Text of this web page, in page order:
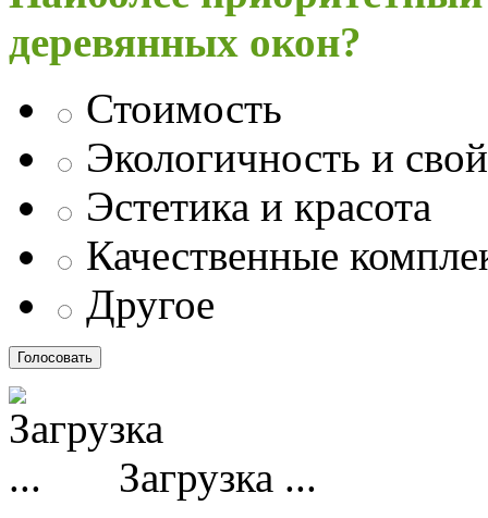
деревянных окон?
Стоимость
Экологичность и
Эстетика и красота
Качественные
Другое
Загрузка ...